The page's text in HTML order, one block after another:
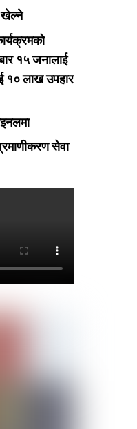
खेल्ने
१५ जनालाई
लाख उपहार
सेवा